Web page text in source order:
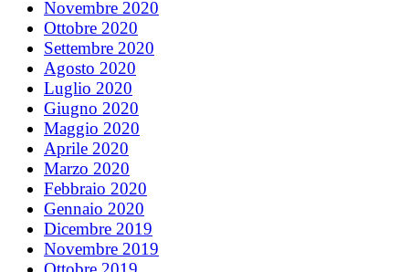
Novembre 2020
Ottobre 2020
Settembre 2020
Agosto 2020
Luglio 2020
Giugno 2020
Maggio 2020
Aprile 2020
Marzo 2020
Febbraio 2020
Gennaio 2020
Dicembre 2019
Novembre 2019